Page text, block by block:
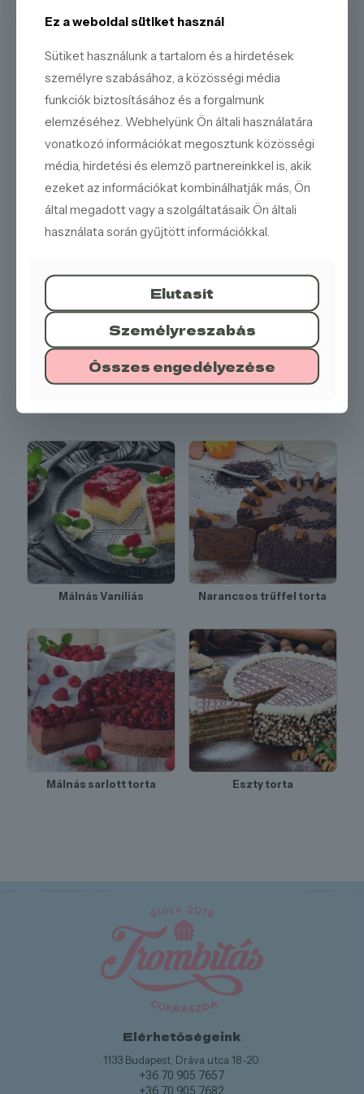
Klasszikus receptúra:Hagyományos módon,
texturális kontraszt.
Intenzív vaníliaíz:Valódi vaníliával ízesített, gazdag
krém.
Légies és könnyű:Nem nehéz desszert, ideális
bármilyen alkalomra.
Elegáns megjelenés: A karamellás fondant egyedi
ízt és elegáns megjelenést kölcsönöz, klasszikus és
hívogató.
Kóstolja meg a mi francia krémesünket, és élvezze a
találkozását! Tökéletes választás egy délutáni kávéhoz, egy
ünnepi desszertként vagy csak egy kis édes
kényeztetésként. Rendelje meg még ma!
Málnás Vaníliás Narancsos trüffel torta
Málnás sarlott torta Eszty torta
Elérhetőségeink
1133 Budapest, Dráva utca 18-20.
+36 70 905 7657
+36 70 905 7682
Ez a weboldal sütiket használ
Sütiket használunk a tartalom és a hirdetések
személyre szabásához, a közösségi média
funkciók biztosításához és a forgalmunk
elemzéséhez. Webhelyünk Ön általi használatára
vonatkozó információkat megosztunk közösségi
média, hirdetési és elemző partnereinkkel is, akik
ezeket az információkat kombinálhatják más, Ön
által megadott vagy a szolgáltatásaik Ön általi
használata során gyűjtött információkkal.
Elutasít
Személyreszabás
Összes engedélyezése